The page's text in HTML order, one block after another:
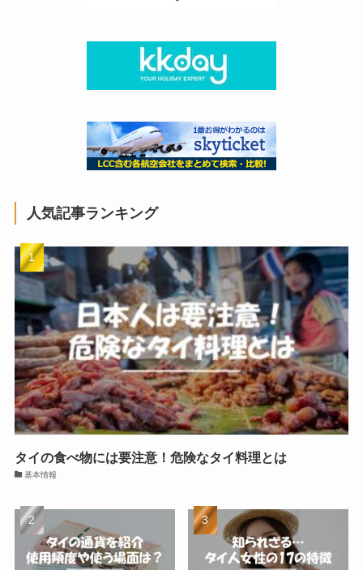
人気記事ランキング
タイの食べ物には要注意！危険なタイ料理とは
基本情報